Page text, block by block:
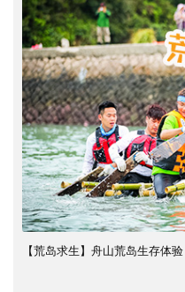
【荒岛求生】舟山荒岛生存体验